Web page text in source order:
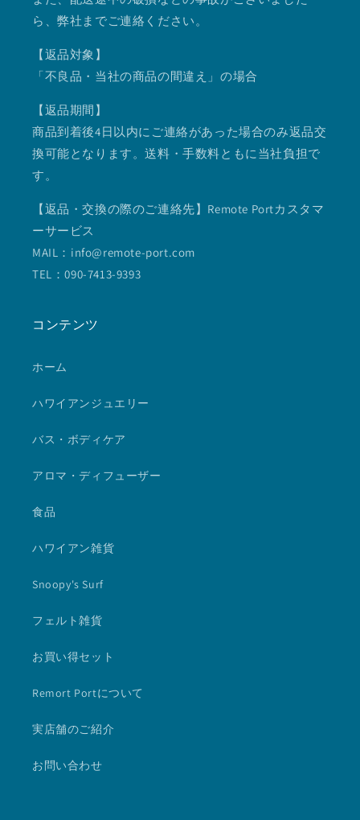
ら、弊社までご連絡ください。
【返品対象】
「不良品・当社の商品の間違え」の場合
【返品期間】
商品到着後4日以内にご連絡があった場合のみ返品交
換可能となります。送料・手数料ともに当社負担で
す。
【返品・交換の際のご連絡先】Remote Portカスタマ
ーサービス
MAIL：info@remote-port.com
TEL：090-7413-9393
コンテンツ
ホーム
ハワイアンジュエリー
バス・ボディケア
アロマ・ディフューザー
食品
ハワイアン雑貨
Snoopy's Surf
フェルト雑貨
お買い得セット
Remort Portについて
実店舗のご紹介
お問い合わせ